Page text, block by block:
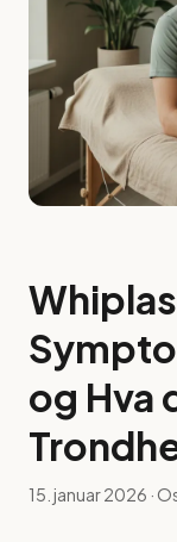
og Hva
15. januar 2026 ·